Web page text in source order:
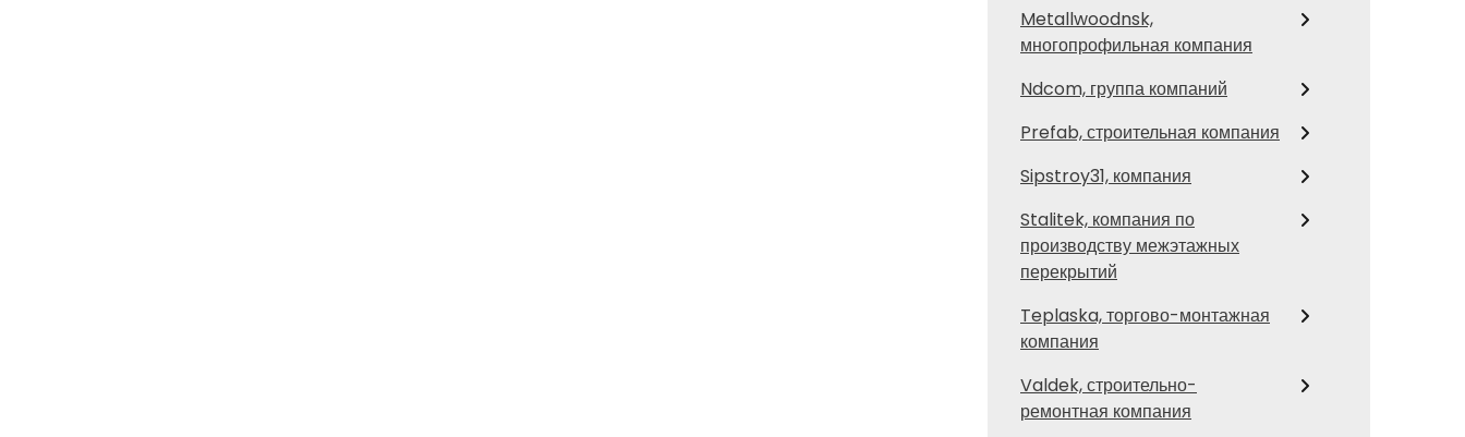
Metallwoodnsk,
многопрофильная компания
Ndcom, группа компаний
Prefab, строительная компания
Sipstroy31, компания
Stalitek, компания по
производству межэтажных
перекрытий
Teplaska, торгово-монтажная
компания
Valdek, строительно-
ремонтная компания